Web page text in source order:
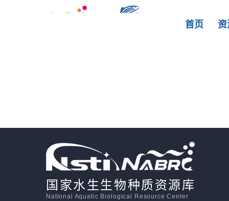
首页
国家水生生物种质资源库
National Aquatic Biological Resource Center